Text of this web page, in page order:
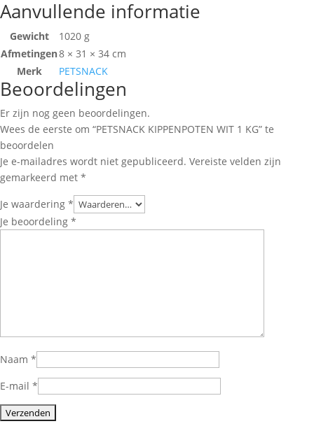
Aanvullende informatie
Gewicht
1020 g
Afmetingen8 × 31 × 34 cm
Merk
PETSNACK
Beoordelingen
Er zijn nog geen beoordelingen.
Wees de eerste om “PETSNACK KIPPENPOTEN WIT 1 KG” te
beoordelen
Je e-mailadres wordt niet gepubliceerd. Vereiste velden zijn
gemarkeerd met *
Je waardering *
Je beoordeling *
Naam *
E-mail *